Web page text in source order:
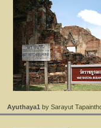
Ayuthaya1 by Sarayut